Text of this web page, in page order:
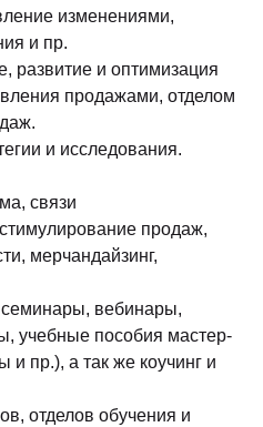
изменениями,
и пр.
развитие и оптимизация
продажами, отделом
и исследования.
связи
продаж,
мерчандайзинг,
вебинары,
учебные пособия мастер-
и пр.), а так же коучинг и
отделов обучения и